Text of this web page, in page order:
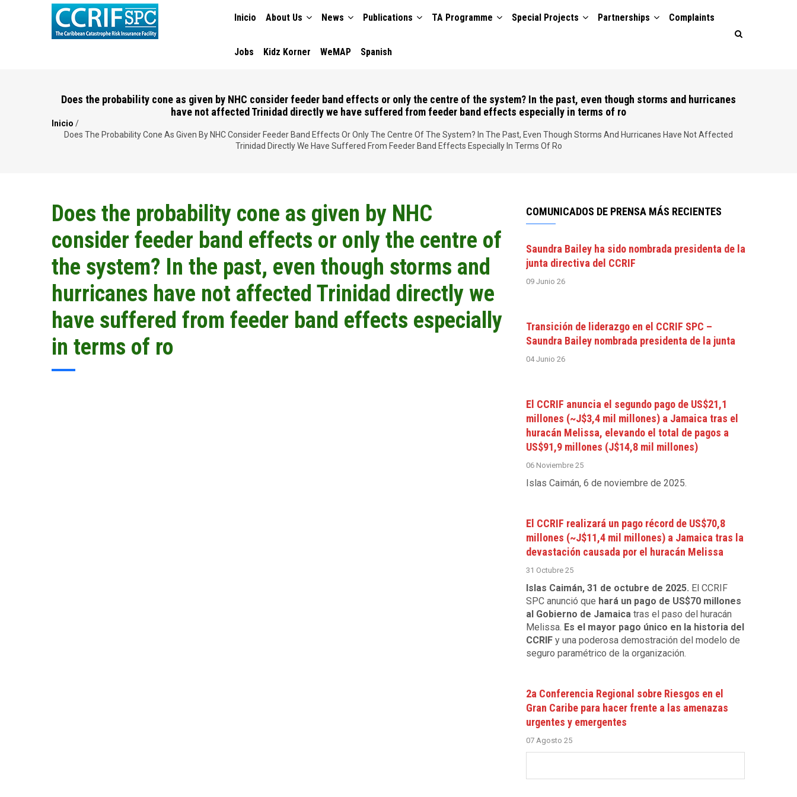
NAVIGATION
Inicio About Us News Publications TA Programme Special Projects Partnerships Complaints
Jobs Kidz Korner WeMAP Spanish
Does the probability cone as given by NHC consider feeder band effects or only the centre of the system? In the past, even though storms and hurricanes
have not affected Trinidad directly we have suffered from feeder band effects especially in terms of ro
Ruta
Inicio /
Does The Probability Cone As Given By NHC Consider Feeder Band Effects Or Only The Centre Of The System? In The Past, Even Though Storms And Hurricanes Have Not Affected
Trinidad Directly We Have Suffered From Feeder Band Effects Especially In Terms Of Ro
Does the probability cone as given by NHC
consider feeder band effects or only the centre of
the system? In the past, even though storms and
hurricanes have not affected Trinidad directly we
have suffered from feeder band effects especially
in terms of ro
COMUNICADOS DE PRENSA MÁS RECIENTES
Saundra Bailey ha sido nombrada presidenta de la
junta directiva del CCRIF
09 Junio 26
Transición de liderazgo en el CCRIF SPC –
Saundra Bailey nombrada presidenta de la junta
04 Junio 26
El CCRIF anuncia el segundo pago de US$21,1
millones (~J$3,4 mil millones) a Jamaica tras el
huracán Melissa, elevando el total de pagos a
US$91,9 millones (J$14,8 mil millones)
06 Noviembre 25
Islas Caimán, 6 de noviembre de 2025.
El CCRIF realizará un pago récord de US$70,8
millones (~J$11,4 mil millones) a Jamaica tras la
devastación causada por el huracán Melissa
31 Octubre 25
Islas Caimán, 31 de octubre de 2025. El CCRIF
SPC anunció que hará un pago de US$70 millones
al Gobierno de Jamaica tras el paso del huracán
Melissa. Es el mayor pago único en la historia del
CCRIF y una poderosa demostración del modelo de
seguro paramétrico de la organización.
2a Conferencia Regional sobre Riesgos en el
Gran Caribe para hacer frente a las amenazas
urgentes y emergentes
07 Agosto 25